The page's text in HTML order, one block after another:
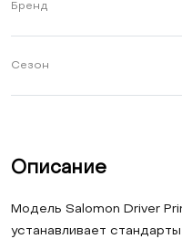
Бренд
Сезон
Описание
Модель Salomon Driver
устанавливает